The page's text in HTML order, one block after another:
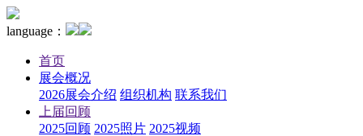
language：
首页
展会概况
2026展会介绍 组织机构 联系我们
上届回顾
2025回顾 2025照片 2025视频